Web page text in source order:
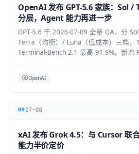
OpenAI 发布 GPT-5.6 家族：Sol
分层，Agent 能力再进一步
GPT-5.6 于 2026-07-09 全量 GA，分
Terra（均衡）/ Luna（低成本）三档，
Terminal-Bench 2.1 最高 91.9%。新增
OpenAI
0907-08
xAI 发布 Grok 4.5：与 Cursor 联
能力半价定价